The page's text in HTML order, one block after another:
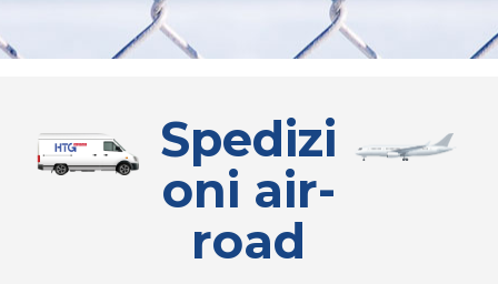
Spedizi
oni air-
road